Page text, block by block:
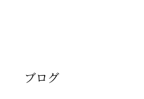
ブログ